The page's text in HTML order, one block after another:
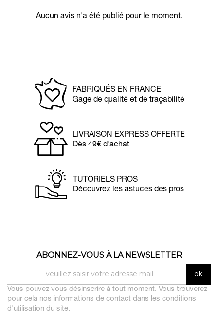
Aucun avis n'a été publié pour le moment.
FABRIQUÉS EN FRANCE
Gage de qualité et de traçabilité
LIVRAISON EXPRESS OFFERTE
Dès 49€ d'achat
TUTORIELS PROS
Découvrez les astuces des pros
ABONNEZ-VOUS À LA NEWSLETTER
Vous pouvez vous désinscrire à tout moment. Vous trouverez
pour cela nos informations de contact dans les conditions
d'utilisation du site.